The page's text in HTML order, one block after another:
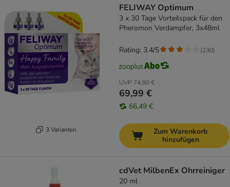
3 Varianten
FELIWAY Optimum
3 x 30 Tage Vorteilspack für den
Pheromon Verdampfer, 3x48ml
UVP 74,90 €
69,99 €
66,49 €
Rating: 3.4/5 (230)
Zum Warenkorb
hinzufügen
cdVet MilbenEx Ohrreiniger
20 ml